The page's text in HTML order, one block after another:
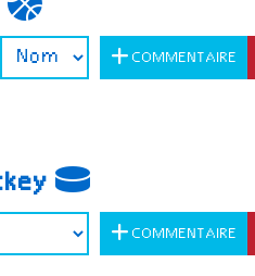
COMMENTAIRE
COMMENTAIRE